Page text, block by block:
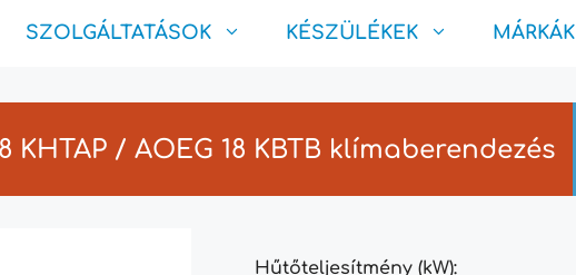
SZOLGÁLTATÁSOK KÉSZÜLÉKEK MÁRKÁK
KHTAP / AOEG 18 KBTB klímaberendezés
Hűtőteljesítmény (kW):